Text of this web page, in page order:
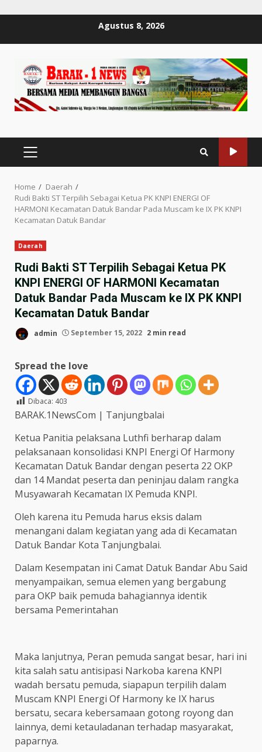
Agustus 8, 2026
PRIMARY
MENU
Home
Daerah
Rudi Bakti ST Terpilih Sebagai Ketua PK KNPI ENERGI OF
HARMONI Kecamatan Datuk Bandar Pada Muscam ke IX PK KNPI
Kecamatan Datuk Bandar
Daerah
Rudi Bakti ST Terpilih Sebagai Ketua PK
KNPI ENERGI OF HARMONI Kecamatan
Datuk Bandar Pada Muscam ke IX PK KNPI
Kecamatan Datuk Bandar
admin September 15, 2022 2 min read
Spread the love
Dibaca: 403
BARAK.1NewsCom | Tanjungbalai
Ketua Panitia pelaksana Luthfi berharap dalam
pelaksanaan konsolidasi KNPI Energi Of Harmony
Kecamatan Datuk Bandar dengan peserta 22 OKP
dan 14 Mandat peserta dan peninjau dalam rangka
Musyawarah Kecamatan IX Pemuda KNPI.
Oleh karena itu Pemuda harus eksis dalam
menangani dalam kegiatan yang ada di Kecamatan
Datuk Bandar Kota Tanjungbalai.
Dalam Kesempatan ini Camat Datuk Bandar Abu Said
menyampaikan, semua elemen yang bergabung
para OKP baik pemuda bahagiannya identik
bersama Pemerintahan
Maka lanjutnya, Peran pemuda sangat besar, hari ini
kita salah satu antisipasi Narkoba karena KNPI
wadah bersatu pemuda, siapapun terpilih dalam
Muscam KNPI Energi Of Harmony ke IX harus
bersatu, secara kebersamaan gotong royong dan
lainnya, demi ketauladanan terhadap masyarakat,
paparnya.